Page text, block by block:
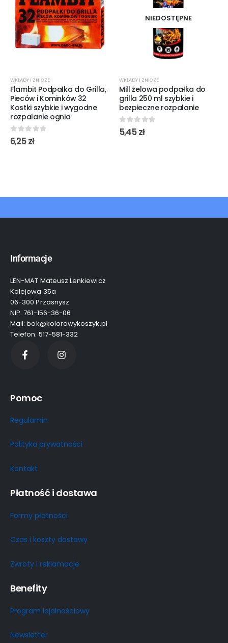
WKŁADY I ZNICZE
Flambit Podpałka do Grilla,
Pieców i Kominków 32
Kostki szybkie i wygodne
rozpalanie ognia
0out of 5
6,25zł
NIEDOSTĘPNE
WKŁADY I ZNICZE
Mill żelowa podpałka do
grilla 250 ml szybkie i
bezpieczne rozpalanie
0out of 5
5,45zł
Informacje
LEN-MAT Mateusz Lenkiewicz
Kolejowa 35a
06-300 Przasnysz
NIP: 761-156-36-06
Mail: bok@kolorowykoszyk.pl
Telefon: 517-581-332
Pomoc
Regulamin
Polityka prywatności
Kontakt
Płatność i dostawa
Formy płatności
Czas i koszty dostawy
Zwroty i reklamacje
Benefity
Program lojalnościowy
Newsletter